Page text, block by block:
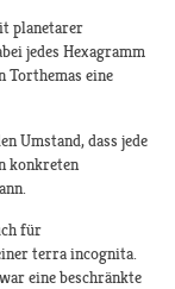
planetarer
jedes Hexagramm
Torthemas eine
Umstand, dass jede
konkreten
für
terra incognita.
eine beschränkte